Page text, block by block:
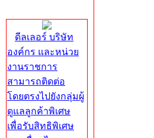
ดีลเลอร์ บริษัท
องค์กร และหน่วย
งานราชการ
สามารถติดต่อ
โดยตรงไปยังกลุ่มผู้
ดูแลลูกค้าพิเศษ
เพื่อรับสิทธิพิเศษ